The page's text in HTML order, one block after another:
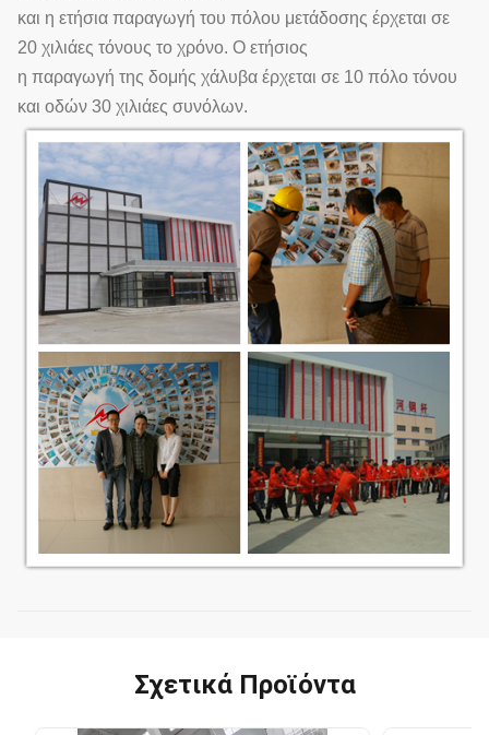
και η ετήσια παραγωγή του πόλου μετάδοσης έρχεται σε
20 χιλιάες τόνους το χρόνο. Ο ετήσιος
η παραγωγή της δομής χάλυβα έρχεται σε 10 πόλο τόνου
και οδών 30 χιλιάες συνόλων.
Σχετικά Προϊόντα